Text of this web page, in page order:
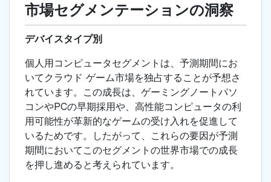
市場セグメンテーションの洞察
デバイスタイプ別
個人用コンピュータセグメントは、予測期間にお
いてクラウド ゲーム市場を独占することが予想さ
れています。この成長は、ゲーミングノートパソ
コンやPCの早期採用や、高性能コンピュータの利
用可能性が革新的なゲームの受け入れを促進して
いるためです。したがって、これらの要因が予測
期間においてこのセグメントの世界市場での成長
を押し進めると考えられています。